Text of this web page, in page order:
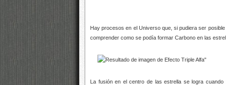
Hay procesos en el Universo que, si pudiera ser
comprender como se podía formar Carbono en las
La fusión en el centro de las estrella se logra